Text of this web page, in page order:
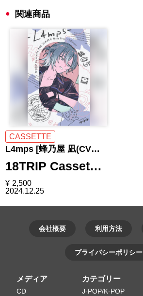
関連商品
CASSETTE
L4mps [蜂乃屋 凪(CV…
18TRIP Casset…
¥ 2,500
2024.12.25
会社概要 利用方法
プライバシーポリシー
メディア
CD
カテゴリー
J-POP/K-POP